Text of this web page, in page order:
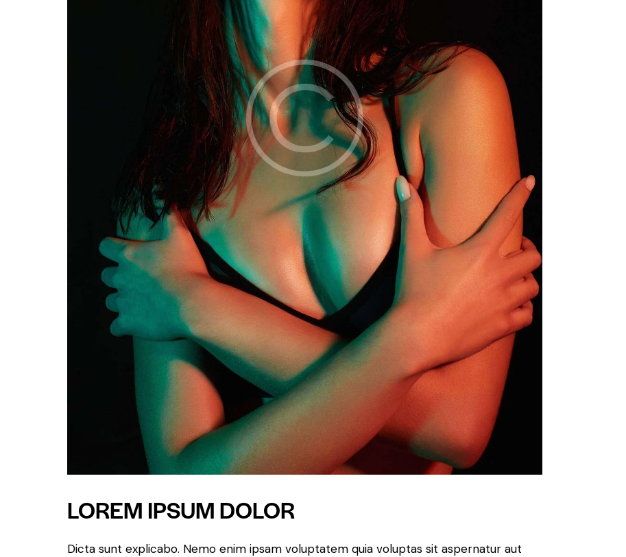
LOREM IPSUM DOLOR
Dicta sunt explicabo. Nemo enim ipsam voluptatem quia voluptas sit aspernatur aut